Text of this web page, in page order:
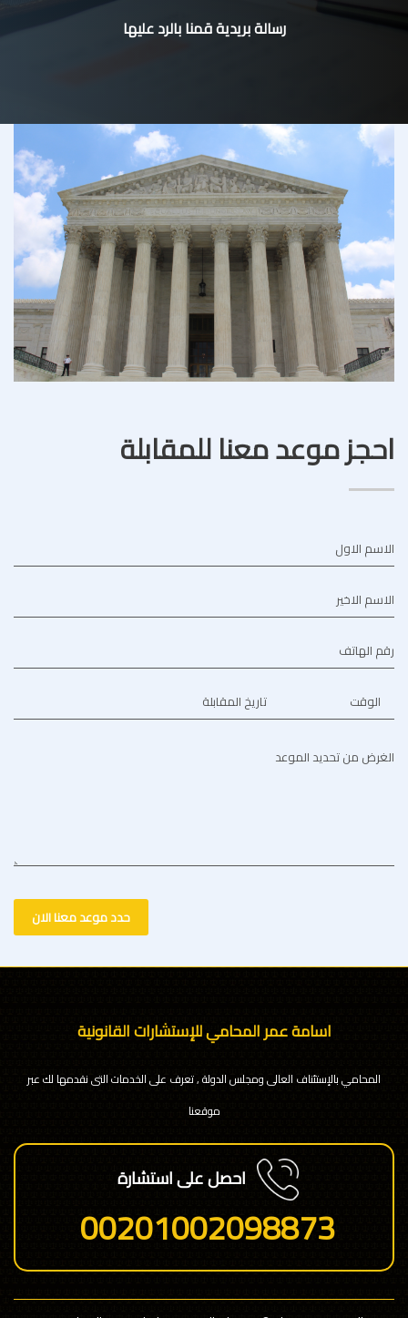
رسالة بريدية قمنا بالرد عليها
احجز موعد معنا للمقابلة
الاسم الاول
الاسم الاخير
رقم الهاتف
تاريخ المقابلة الوقت
الغرض من تحديد الموعد
حدد موعد معنا الان
اسامة عمر المحامي للإستشارات القانونية
المحامي بالإستئناف العالى ومجلس الدولة , تعرف على الخدمات التى نقدمها لك عبر
موقعنا
احصل على استشارة
00201002098873